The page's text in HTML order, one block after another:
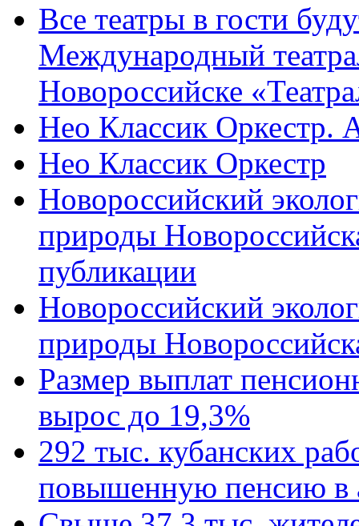
Все театры в гости
Международный
Новороссийске
Нео Классик Оркестр.
Нео Классик Оркестр
Новороссийский
природы
публикации
Новороссийский
природы
Размер выплат
вырос до 19,3%
292 тыс. кубанских
повышенную пенсию в